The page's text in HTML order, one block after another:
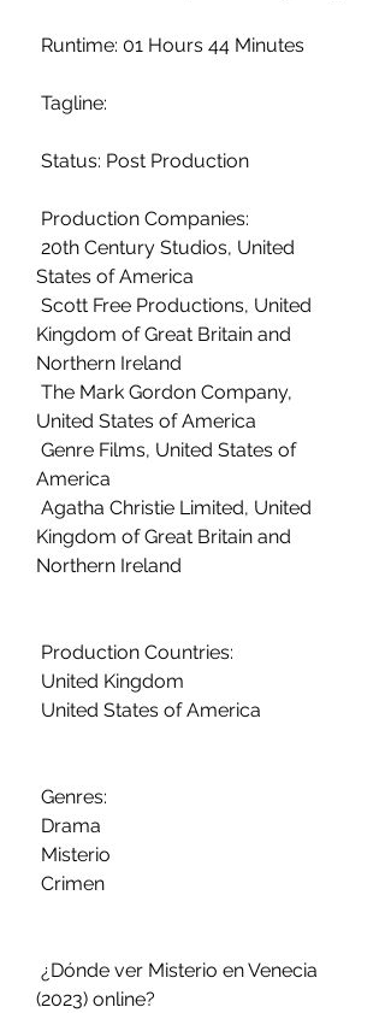
Runtime: 01 Hours 44 Minutes
Tagline:
Status: Post Production
Production Companies:
States of America
Kingdom of Great Britain and
Northern Ireland
United States of America
America
Kingdom of Great Britain and
Northern Ireland
Production Countries:
United Kingdom
United States of America
Genres:
Drama
Misterio
Crimen
(2023) online?